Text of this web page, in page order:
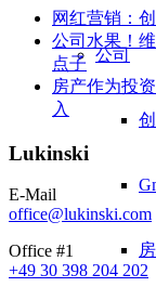
公司
网红营销：
公司水果！
点子
房产作为投
入
Lukinski
E-Mail
office@lukinski.com
Office #1
+49 30 398 204 202